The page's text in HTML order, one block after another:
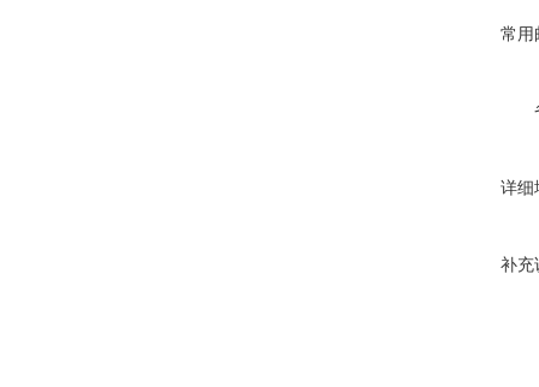
常用
详细
补充